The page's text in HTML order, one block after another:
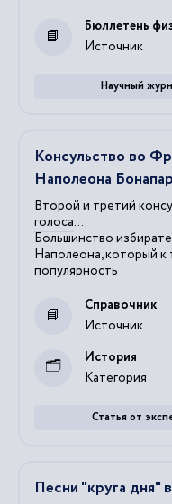
Источник
Бюллетень
Научный
Консульство во
Наполеона
Второй и третий
голоса....
Большинство
Наполеона, который
популярность
Источник
Справочник
Категория
История
Статья от
Песни "круга дня"